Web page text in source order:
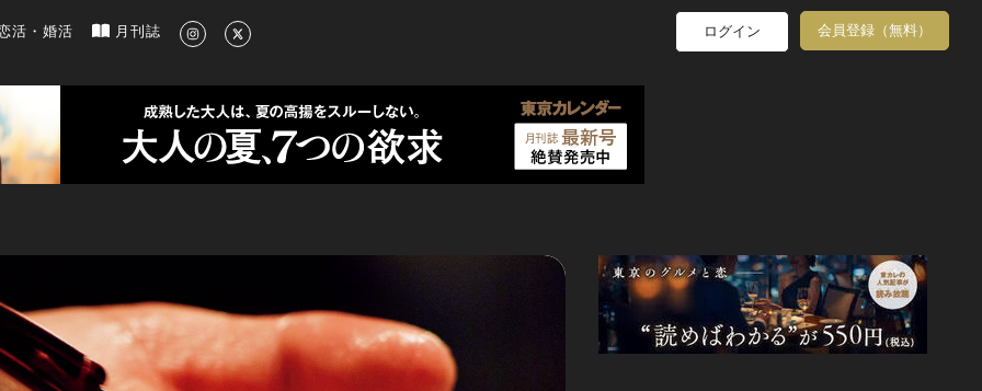
ルメ、洗練されたライフスタイル情報
活・婚活 月刊誌 ログイン 会員登録（無料）